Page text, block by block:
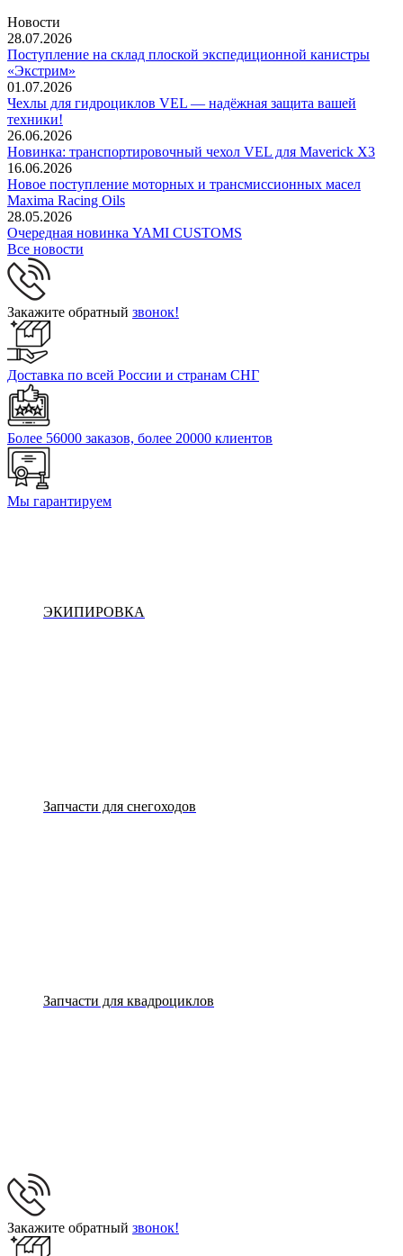
Новости
28.07.2026
Поступление на склад плоской экспедиционной канистры
«Экстрим»
01.07.2026
Чехлы для гидроциклов VEL — надёжная защита вашей
техники!
26.06.2026
Новинка: транспортировочный чехол VEL для Maverick X3
16.06.2026
Новое поступление моторных и трансмиссионных масел
Maxima Racing Oils
28.05.2026
Очередная новинка YAMI CUSTOMS
Все новости
Закажите обратный звонок!
Доставка по всей России и странам СНГ
Более 56000 заказов, более 20000 клиентов
Мы гарантируем
ЭКИПИРОВКА
Запчасти для снегоходов
Запчасти для квадроциклов
Закажите обратный звонок!